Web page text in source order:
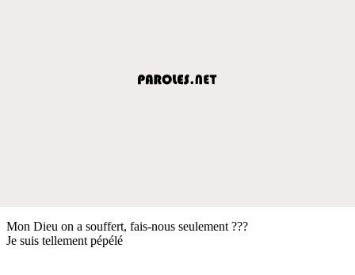
Mon Dieu on a souffert, fais-nous seulement ???
Je suis tellement pépélé